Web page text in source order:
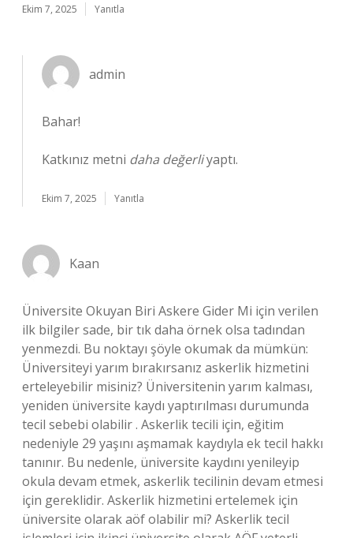
Ekim 7, 2025 Yanıtla
admin
Bahar!
Katkınız metni daha değerliyaptı.
Ekim 7, 2025 Yanıtla
Kaan
Üniversite Okuyan Biri Askere Gider Mi için verilen
ilk bilgiler sade, bir tık daha örnek olsa tadından
yenmezdi. Bu noktayı şöyle okumak da mümkün:
Üniversiteyi yarım bırakırsanız askerlik hizmetini
erteleyebilir misiniz? Üniversitenin yarım kalması,
yeniden üniversite kaydı yaptırılması durumunda
tecil sebebi olabilir . Askerlik tecili için, eğitim
nedeniyle 29 yaşını aşmamak kaydıyla ek tecil hakkı
tanınır. Bu nedenle, üniversite kaydını yenileyip
okula devam etmek, askerlik tecilinin devam etmesi
için gereklidir. Askerlik hizmetini ertelemek için
üniversite olarak aöf olabilir mi? Askerlik tecil